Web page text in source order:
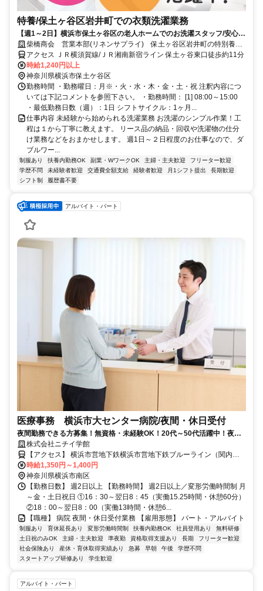
特養/保土ヶ谷区岩井町での衣類洗濯業務
【週1～2日】横浜市保土ヶ谷区の老人ホームでのお洗濯スタッフ/安心の
環境/扶養内範囲可/家庭と両立◎
柴橋商会 営業本部(リネンサプライ) 保土ヶ谷区岩井町の特別養護
老人ホーム
アクセス ＪＲ横須賀線/ＪＲ湘南新宿ライン 保土ヶ谷東口徒歩約11分
時給1,240円以上
神奈川県横浜市保土ケ谷区
勤務時間 ・勤務曜日：月※・火・水・木・金・土・祝 注釈内容につ
いては下記コメントを参照下さい。 ・勤務時間： [1] 08:00～15:00
・最低勤務日数（週）：1日 シフトサイクル：1ヶ月...
仕事内容 未経験から始められる洗濯業務 お洗濯のシンプル作業！工
程は１から丁寧に教えます。 リース品の納品・回収や洗濯物の仕分
け業務などをおまかせします。 週1日～２日程度のお仕事なので、ダ
ブルワー...
制服あり 扶養内勤務OK 副業・WワークOK 主婦・主夫歓迎
フリーター歓迎
学歴不問
未経験者歓迎 交通費全額支給 経験者歓迎 月1シフト提出
長期歓迎
シフト制
履歴書不要
アルバイト・パート
医療事務 横浜市大センター病院/夜間・休日受付
夜間勤務できる方募集！無資格・未経験OK！20代～50代活躍中！夜勤
１勤務23,376円～
株式会社ニチイ学館
【アクセス】 横浜市営地下鉄横浜市営地下鉄ブルーライン（関内～
湘南台） 阪東橋駅 徒歩5分 ■住 所 神奈川県 横浜市南区 浦舟町４丁目
５７ ■アクセス 横浜市営地下鉄横浜市営地下鉄ブルーライン（関内～
湘南台） 阪東橋駅 徒歩5分
時給1,350円～1,400円
神奈川県横浜市南区
【勤務日数】 週2日以上 【勤務時間】 週2日以上／変形労働時間制 月
～金・土日祝日 ①16：30～翌日8：45（実働15.25時間・休憩60分）
②18：00～翌日8：00（実働13時間・休憩6...
【職種】 病院 夜間・休日受付業務 【雇用形態】 パート・アルバイト
制服あり 育休延長あり 変形労働時間制 扶養内勤務OK 社員登用あり
無料研修
土日祝のみOK
主婦・主夫歓迎 準夜勤 資格取得支援あり 長期
フリーター歓迎
社会保険あり
産休・育休取得実績あり 急募 早朝 午後
学歴不問
スタートアップ研修あり
学生歓迎
アルバイト・パート